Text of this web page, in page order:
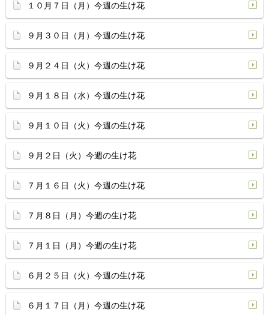
１０月７日（月）今週の生け花
９月３０日（月）今週の生け花
９月２４日（火）今週の生け花
９月１８日（水）今週の生け花
９月１０日（火）今週の生け花
９月２日（火）今週の生け花
７月１６日（火）今週の生け花
７月８日（月）今週の生け花
７月１日（月）今週の生け花
６月２５日（火）今週の生け花
６月１７日（月）今週の生け花